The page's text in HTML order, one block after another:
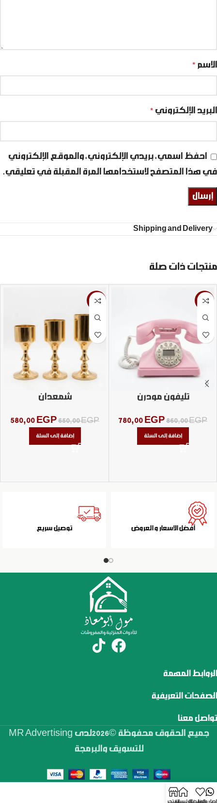
الاسم *
البريد الإلكتروني *
احفظ اسمي، بريدي الإلكتروني، والموقع الإلكتروني
في هذا المتصفح لاستخدامها المرة المقبلة في تعليقي.
Shipping and Delivery
منتجات ذات صلة
-9%
تليفون مودرن
860,00EGP
780,00 EGP
إضافة إلى السلة
-11%
شمعدان
650,00EGP
580,00 EGP
إضافة إلى السلة
أفضل الاسعار و العروض توصيل سريع
الروابط المهمة
الصفحات التعريفية
تواصل معنا
جميع الحقوق محفوظة ©2026لدى MR Advertising
للتسويق والبرمجة
معنا
المفضلةالرئيسيةالمتجر